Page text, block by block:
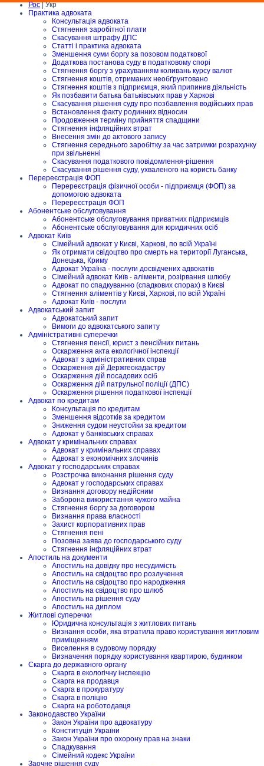
Рос| Укр
Практика адвоката
Консультація адвоката
Стягнення заробітної плати
Скасування штрафу ДПС
Статті і практика адвоката
Зменшення суми боргу за позовом податкової
Додаткова постанова суду в податковому спорі
Стягнення боргу з урахуванням коливань курсу валют
Стягнення коштів, отриманих необґрунтовано
Стягнення коштів з підприємця, який припинив діяльність
Як позбавити батька батьківських прав у Харкові
Скасування рішення суду про позбавлення водійських прав
Встановлення факту родинних відносин
Продовження терміну прийняття спадщини
Стягнення інфляційних втрат
Внесення змін до актового запису
Стягнення середнього заробітку за час затримки розрахунку
при звільненні
Скасування податкового повідомлення-рішення
Скасування рішення суду, ухваленого на користь банку
Перереєстрація ФОП
Перереєстрація фізичної особи - підприємця (ФОП) за
допомогою адвоката
Перереєстрація ФОП
Абонентське обслуговування
Абонентське обслуговування приватних підприємців
Абонентське обслуговування для юридичних осіб
Адвокат Київ
Сімейний адвокат у Києві, Харкові, по всій Україні
Як отримати свідоцтво про смерть на території Луганська,
Донецька, Криму
Адвокат Україна - послуги досвідчених адвокатів
Сімейний адвокат Київ - аліменти, розірвання шлюбу
Адвокат по спадкуванню (спадкових спорах) в Києві
Стягнення аліментів у Києві, Харкові, по всій Україні
Адвокат Київ - послуги
Адвокатський запит
Адвокатський запит
Вимоги до адвокатського запиту
Адміністративні суперечки
Стягнення пенсії, юрист з пенсійних питань
Оскарження акта екологічної інспекції
Адвокат з адміністративних справ
Оскарження дій Держгеокадастру
Оскарження дій посадових осіб
Оскарження дій патрульної поліції (ДПС)
Оскарження рішення податкової інспекції
Адвокат по кредитам
Консультація по кредитам
Зменшення відсотків за кредитом
Зниження судом неустойки за кредитом
Адвокат у банківських справах
Адвокат у кримінальних справах
Адвокат у кримінальних справах
Адвокат з економічних злочинів
Адвокат у господарських справах
Розстрочка виконання рішення суду
Адвокат у господарських справах
Визнання договору недійсним
Заборона використання чужого майна
Стягнення боргу за договором
Визнання права власності
Захист корпоративних прав
Стягнення пені
Позовна заява до господарського суду
Стягнення інфляційних втрат
Апостиль на документи
Апостиль на довідку про несудимість
Апостиль на свідоцтво про розлучення
Апостиль на свідоцтво про народження
Апостиль на свідоцтво про шлюб
Апостиль на рішення суду
Апостиль на диплом
Житлові суперечки
Юридична консультація з житлових питань
Визнання особи, яка втратила право користування житловим
приміщенням
Виселення в судовому порядку
Визначення порядку користування квартирою, будинком
Скарга до державного органу
Скарга в екологічну інспекцію
Скарга на продавця
Скарга в прокуратуру
Скарга в поліцію
Скарга на роботодавця
Законодавство України
Закон України про адвокатуру
Конституція України
Закон України про охорону прав на знаки
Спадкування
Сімейний кодекс України
Заочне рішення суду